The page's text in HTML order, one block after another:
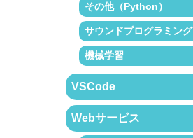
その他（Python）
サウンドプログラミング
機械学習
VSCode
Webサービス